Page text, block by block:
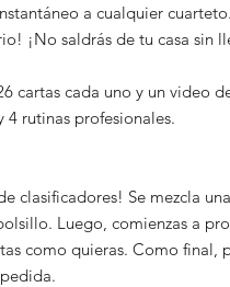
a cualquier cuarteto.
¡No saldrás de tu casa sin
cartas cada uno y un video
4 rutinas profesionales.
clasificadores! Se mezcla
Luego, comienzas a
como quieras. Como final,